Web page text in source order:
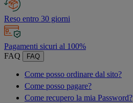
Reso entro 30 giorni
Pagamenti sicuri al 100%
FAQ
FAQ
Come posso ordinare dal sito?
Come posso pagare?
Come recupero la mia Password?